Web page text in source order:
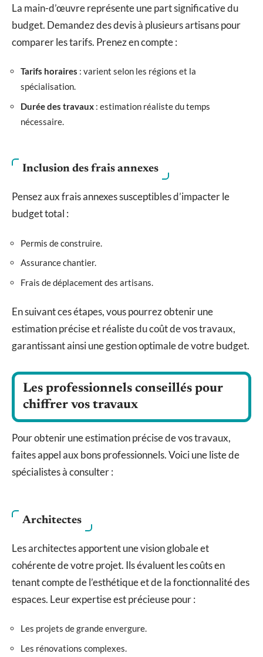
La main-d’œuvre représente une part significative du
budget. Demandez des devis à plusieurs artisans pour
comparer les tarifs. Prenez en compte :
Tarifs horaires : varient selon les régions et la
spécialisation.
Durée des travaux : estimation réaliste du temps
nécessaire.
Inclusion des frais annexes
Pensez aux frais annexes susceptibles d’impacter le
budget total :
Permis de construire.
Assurance chantier.
Frais de déplacement des artisans.
En suivant ces étapes, vous pourrez obtenir une
estimation précise et réaliste du coût de vos travaux,
garantissant ainsi une gestion optimale de votre budget.
Les professionnels conseillés pour
chiffrer vos travaux
Pour obtenir une estimation précise de vos travaux,
faites appel aux bons professionnels. Voici une liste de
spécialistes à consulter :
Architectes
Les architectes apportent une vision globale et
cohérente de votre projet. Ils évaluent les coûts en
tenant compte de l’esthétique et de la fonctionnalité des
espaces. Leur expertise est précieuse pour :
Les projets de grande envergure.
Les rénovations complexes.